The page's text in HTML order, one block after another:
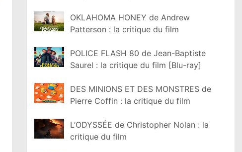
OKLAHOMA HONEY de Andrew
Patterson : la critique du film
POLICE FLASH 80 de Jean-Baptiste
Saurel : la critique du film [Blu-ray]
DES MINIONS ET DES MONSTRES de
Pierre Coffin : la critique du film
L’ODYSSÉE de Christopher Nolan : la
critique du film